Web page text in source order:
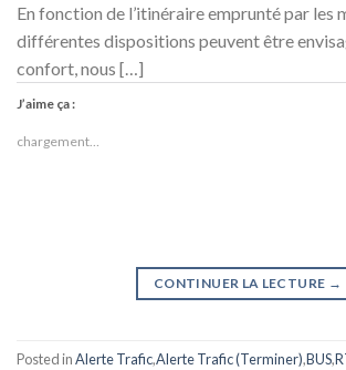
En fonction de l’itinéraire emprunté par les
différentes dispositions peuvent être
confort, nous […]
J’aime ça :
chargement…
CONTINUER LA LECTURE →
Posted inAlerte Trafic,Alerte Trafic (Terminer),BUS,